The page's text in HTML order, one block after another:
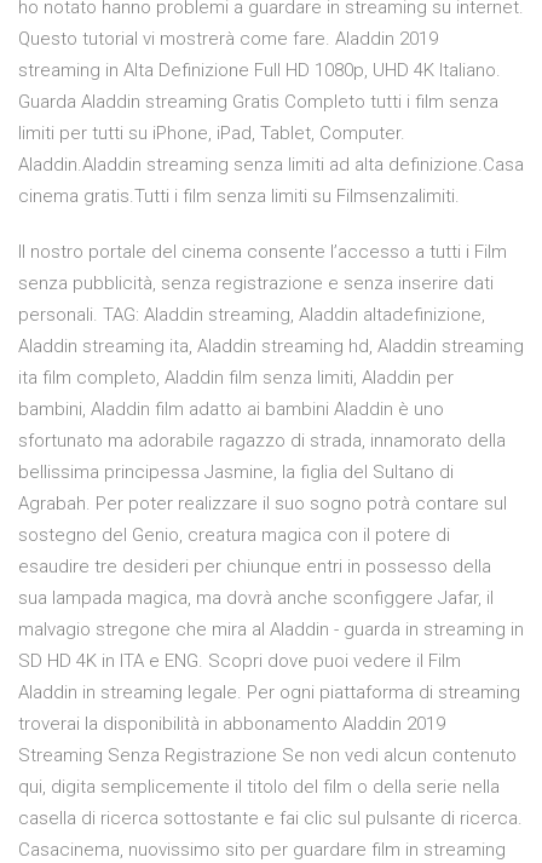
ho notato hanno problemi a guardare in streaming su internet.
Questo tutorial vi mostrerà come fare. Aladdin 2019
streaming in Alta Definizione Full HD 1080p, UHD 4K Italiano.
Guarda Aladdin streaming Gratis Completo tutti i film senza
limiti per tutti su iPhone, iPad, Tablet, Computer.
Aladdin.Aladdin streaming senza limiti ad alta definizione.Casa
cinema gratis.Tutti i film senza limiti su Filmsenzalimiti.
Il nostro portale del cinema consente l’accesso a tutti i Film
senza pubblicità, senza registrazione e senza inserire dati
personali. TAG: Aladdin streaming, Aladdin altadefinizione,
Aladdin streaming ita, Aladdin streaming hd, Aladdin streaming
ita film completo, Aladdin film senza limiti, Aladdin per
bambini, Aladdin film adatto ai bambini Aladdin è uno
sfortunato ma adorabile ragazzo di strada, innamorato della
bellissima principessa Jasmine, la figlia del Sultano di
Agrabah. Per poter realizzare il suo sogno potrà contare sul
sostegno del Genio, creatura magica con il potere di
esaudire tre desideri per chiunque entri in possesso della
sua lampada magica, ma dovrà anche sconfiggere Jafar, il
malvagio stregone che mira al Aladdin - guarda in streaming in
SD HD 4K in ITA e ENG. Scopri dove puoi vedere il Film
Aladdin in streaming legale. Per ogni piattaforma di streaming
troverai la disponibilità in abbonamento Aladdin 2019
Streaming Senza Registrazione Se non vedi alcun contenuto
qui, digita semplicemente il titolo del film o della serie nella
casella di ricerca sottostante e fai clic sul pulsante di ricerca.
Casacinema, nuovissimo sito per guardare film in streaming